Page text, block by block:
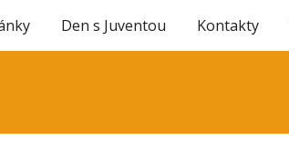
Skip to navigation
Den s Juventou Kontakty